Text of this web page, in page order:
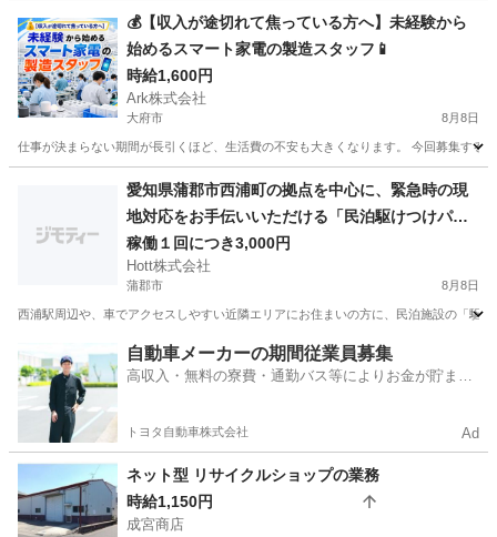
💰【収入が途切れて焦っている方へ】未経験から
始めるスマート家電の製造スタッフ📱
時給1,600円
Ark株式会社
大府市 8月8日
仕事が決まらない期間が長引くほど、生活費の不安も大きくなります。 今回募集す
工場 スタッフ
愛知県蒲郡市西浦町の拠点を中心に、緊急時の現
地対応をお手伝いいただける「民泊駆けつけパー
トナー」を募集します。 住宅宿泊事業法（民泊新
法）および蒲郡市の規定に伴い、苦情やトラブル
発生時に迅速に現地へ急行できる体制の構築を重
視しています。この行政の規定をクリアし、健全
な事業運営を継続するため、いざという時に車で
すぐに様子を見に行っていただける方を限定募集
待遇】 契約締結後に10,000円を支給（先着1名限
定） 弊社規定に則り、契約締結後に駆けつけ体制
維持の協力
稼働１回につき3,000円
Hott株式会社
蒲郡市 8月8日
西浦駅周辺や、車でアクセスしやすい近隣エリアにお住まいの方に、民泊施設の「駆
軽作業 近隣
自動車メーカーの期間従業員募集
高収入・無料の寮費・通勤バス等によりお金が貯まり
トヨタ自動車株式会社 Ad
ネット型 リサイクルショップの業務
時給1,150円
成宮商店